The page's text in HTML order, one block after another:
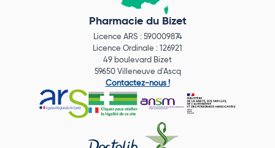
Pharmacie du Bizet
Licence ARS : 590009874
Licence Ordinale : 126921
49 boulevard Bizet
59650 Villeneuve d'Ascq
Contactez-nous !